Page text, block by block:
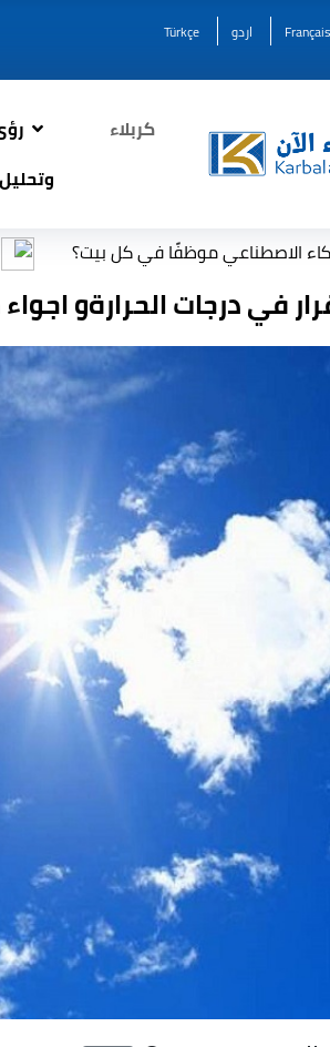
Français اردو Türkçe
كربلاء
وتحليل
موظفًا في كل بيت؟ مرصد
في درجات الحرارةو